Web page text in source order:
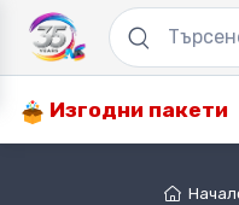
Изгодни пакети